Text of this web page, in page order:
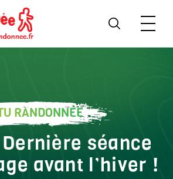
RANDONNÉE
Dernière séance
avant l’hiver !